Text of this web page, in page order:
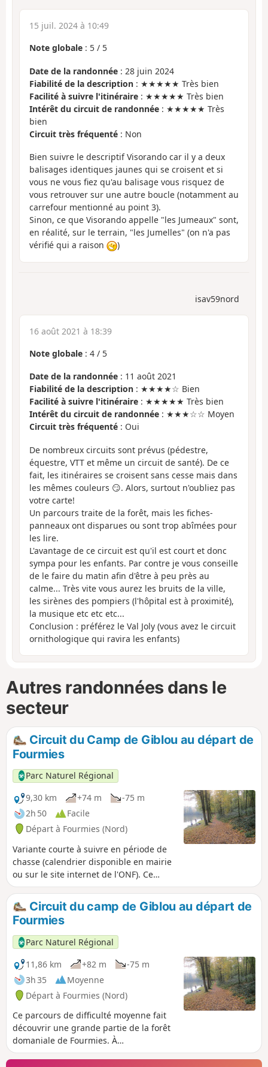
15 juil. 2024 à 10:49
Note globale : 5 / 5
Date de la randonnée : 28 juin 2024
Fiabilité de la description : ★★★★★ Très bien
Facilité à suivre l'itinéraire : ★★★★★ Très bien
Intérêt du circuit de randonnée : ★★★★★ Très
bien
Circuit très fréquenté : Non
Bien suivre le descriptif Visorando car il y a deux
balisages identiques jaunes qui se croisent et si
vous ne vous fiez qu'au balisage vous risquez de
vous retrouver sur une autre boucle (notamment au
carrefour mentionné au point 3).
Sinon, ce que Visorando appelle "les Jumeaux" sont,
en réalité, sur le terrain, "les Jumelles" (on n'a pas
vérifié qui a raison
)
isav59nord
16 août 2021 à 18:39
Note globale : 4 / 5
Date de la randonnée : 11 août 2021
Fiabilité de la description : ★★★★☆ Bien
Facilité à suivre l'itinéraire : ★★★★★ Très bien
Intérêt du circuit de randonnée : ★★★☆☆ Moyen
Circuit très fréquenté : Oui
De nombreux circuits sont prévus (pédestre,
équestre, VTT et même un circuit de santé). De ce
fait, les itinéraires se croisent sans cesse mais dans
les mêmes couleurs 😏. Alors, surtout n'oubliez pas
votre carte!
Un parcours traite de la forêt, mais les fiches-
panneaux ont disparues ou sont trop abîmées pour
les lire.
L'avantage de ce circuit est qu'il est court et donc
sympa pour les enfants. Par contre je vous conseille
de le faire du matin afin d'être à peu près au
calme... Très vite vous aurez les bruits de la ville,
les sirènes des pompiers (l'hôpital est à proximité),
la musique etc etc etc...
Conclusion : préférez le Val Joly (vous avez le circuit
ornithologique qui ravira les enfants)
Autres randonnées dans le
secteur
Circuit du Camp de Giblou au départ de
Fourmies
Parc Naturel Régional
9,30 km
+74 m
-75 m
2h 50
Facile
Départ à Fourmies (Nord)
Variante courte à suivre en période de
chasse (calendrier disponible en mairie
ou sur le site internet de l'ONF). Ce
parcours fait découvrir une grande
partie de la Forêt Domaniale de
Fourmies.
Circuit du camp de Giblou au départ de
Fourmies
Parc Naturel Régional
11,86 km
+82 m
-75 m
3h 35
Moyenne
Départ à Fourmies (Nord)
Ce parcours de difficulté moyenne fait
découvrir une grande partie de la forêt
domaniale de Fourmies. À
n'entreprendre qu'hors période de